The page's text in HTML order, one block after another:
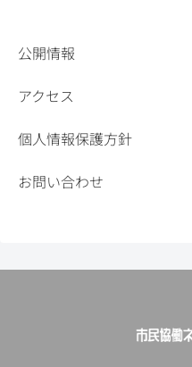
公開情報
アクセス
個人情報保護方針
お問い合わせ